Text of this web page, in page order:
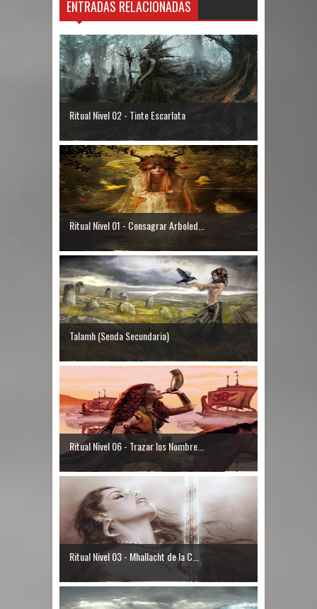
ENTRADAS RELACIONADAS
Ritual Nivel 02 - Tinte Escarlata
Ritual Nivel 01 - Consagrar Arboled...
Talamh (Senda Secundaria)
Ritual Nivel 06 - Trazar los Nombre...
Ritual Nivel 03 - Mhallacht de la C...